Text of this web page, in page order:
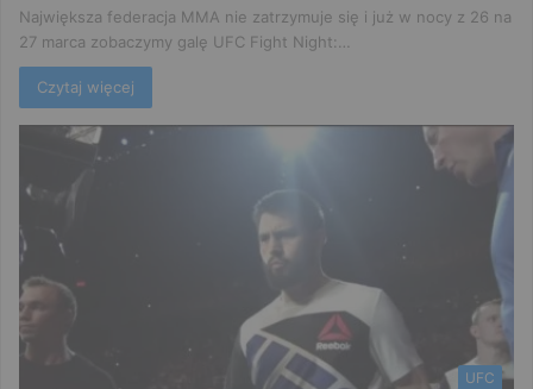
Największa federacja MMA nie zatrzymuje się i już w nocy z 26 na
27 marca zobaczymy galę UFC Fight Night:…
Czytaj więcej
UFC